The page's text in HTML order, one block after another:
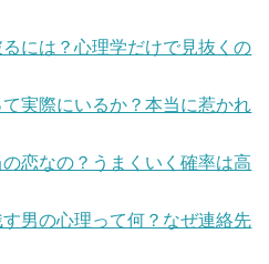
には？心理学だけで見抜くの
実際にいるか？本当に惹かれ
恋なの？うまくいく確率は高
男の心理って何？なぜ連絡先